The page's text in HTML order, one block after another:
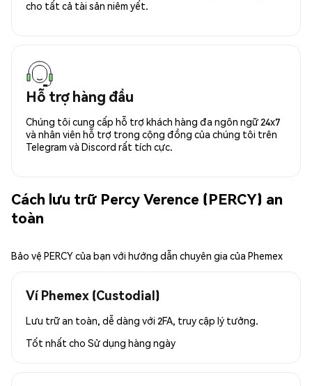
cho tất cả tài sản niêm yết.
Hỗ trợ hàng đầu
Chúng tôi cung cấp hỗ trợ khách hàng đa ngôn ngữ 24x7
và nhân viên hỗ trợ trong cộng đồng của chúng tôi trên
Telegram và Discord rất tích cực.
Cách lưu trữ Percy Verence (PERCY) an
toàn
Bảo vệ PERCY của bạn với hướng dẫn chuyên gia của Phemex
Ví Phemex (Custodial)
Lưu trữ an toàn, dễ dàng với 2FA, truy cập lý tưởng.
Tốt nhất cho Sử dụng hàng ngày